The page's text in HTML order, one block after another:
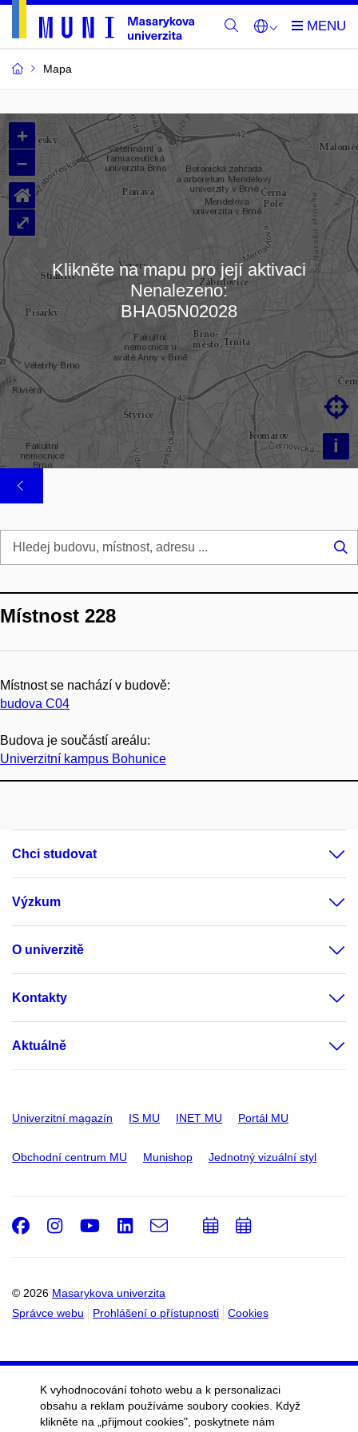
Mapa
Budovy
a
místnosti
MU
Načítám mapu…
+
–
i

⌂
⤢
Klikněte na mapu pro její aktivaci
Nenalezeno:
BHA05N02028
Místnost 228
Místnost se nachází v budově:
budova C04
Budova je součástí areálu:
Univerzitní kampus Bohunice
Chci studovat
Výzkum
O univerzitě
Kontakty
Aktuálně
Univerzitní magazín IS MU INET MU Portál MU
Obchodní centrum MU Munishop Jednotný vizuální styl
© 2026 Masarykova univerzita
Správce webu
Prohlášení o přístupnosti Cookies
Facebook
Instagram
Youtube
LinkedIn
e-
PřidatPřidat
K vyhodnocování tohoto webu a k personalizaci
obsahu a reklam používáme soubory cookies. Když
klikněte na „přijmout cookies", poskytnete nám